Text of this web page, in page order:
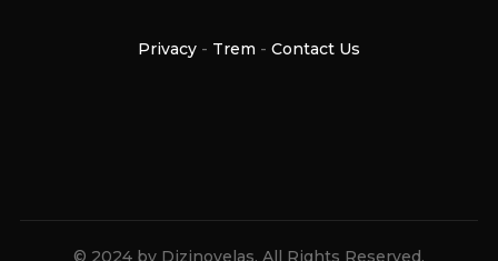
Privacy - Trem - Contact Us
© 2024 by Dizinovelas. All Rights Reserved.